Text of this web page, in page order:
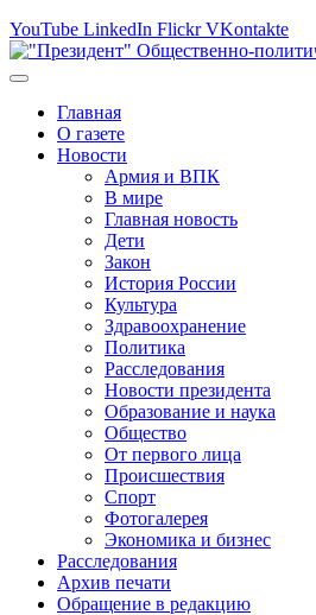
YouTube LinkedIn Flickr VKontakte
Главная
О газете
Новости
Армия и ВПК
В мире
Главная новость
Дети
Закон
История России
Культура
Здравоохранение
Политика
Расследования
Новости президента
Образование и наука
Общество
От первого лица
Происшествия
Спорт
Фотогалерея
Экономика и бизнес
Расследования
Архив печати
Обращение в редакцию